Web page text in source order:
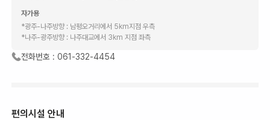
자가용
*광주-나주방향 : 남평오거리에서 5km지점 우측
*나주-광주방향 : 나주대교에서 3km 지점 좌측
전화번호 : 061-332-4454
편의시설 안내